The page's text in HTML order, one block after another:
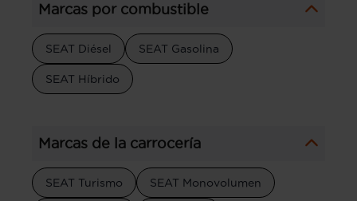
Marcas por combustible
SEAT Diésel SEAT Gasolina
SEAT Híbrido
Marcas de la carrocería
SEAT Turismo SEAT Monovolumen